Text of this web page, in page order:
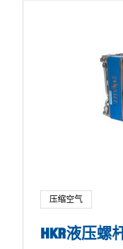
压缩空气
HKR液压螺